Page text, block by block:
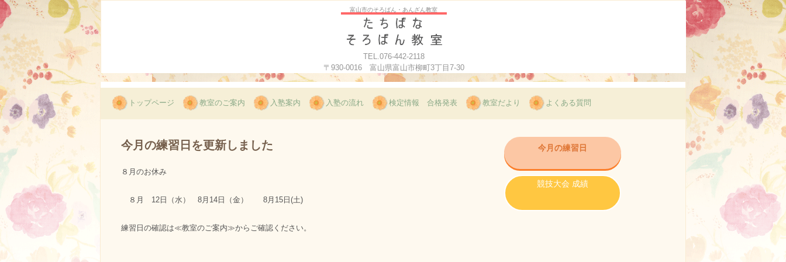
富山市のそろばん・あんざん教室
TEL.076-442-2118
〒930-0016 富山県富山市柳町3丁目7-30
トップページ 教室のご案内 入塾案内 入塾の流れ 検定情報 合格発表 教室だより よくある質問
今月の練習日を更新しました
８月のお休み
８月 12日（水） 8月14日（金） 8月15日(土)
練習日の確認は≪教室のご案内≫からご確認ください。
今月の練習日
競技大会 成績